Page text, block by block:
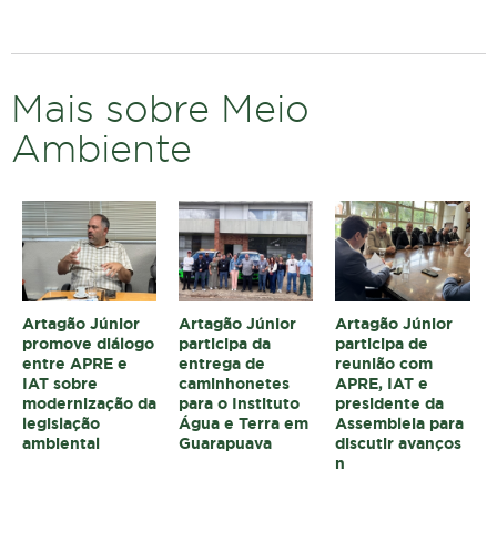
Mais sobre Meio
Ambiente
Artagão Júnior
promove diálogo
entre APRE e
IAT sobre
modernização da
legislação
ambiental
Artagão Júnior
participa da
entrega de
caminhonetes
para o Instituto
Água e Terra em
Guarapuava
Artagão Júnior
participa de
reunião com
APRE, IAT e
presidente da
Assembleia para
discutir avanços
n